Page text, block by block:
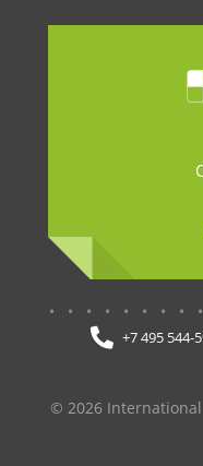
+7 495 544-
© 2026